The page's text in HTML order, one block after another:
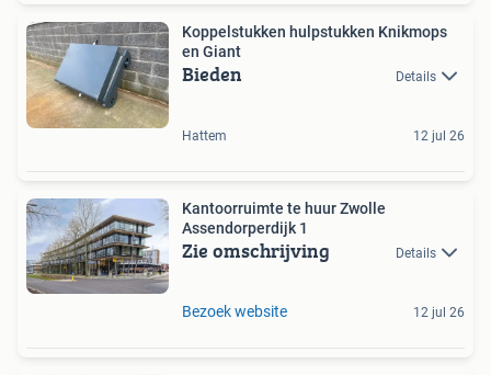
Koppelstukken hulpstukken Knikmops
en Giant
Bieden Details
Hattem 12 jul 26
Kantoorruimte te huur Zwolle
Assendorperdijk 1
Zie omschrijving Details
Bezoek website 12 jul 26